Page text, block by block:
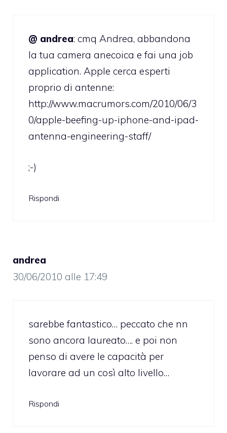
@ andrea: cmq Andrea, abbandona
la tua camera anecoica e fai una job
application. Apple cerca esperti
proprio di antenne:
http://www.macrumors.com/2010/06/3
0/apple-beefing-up-iphone-and-ipad-
antenna-engineering-staff/
;-)
Rispondi
andrea
30/06/2010 alle 17:49
sarebbe fantastico… peccato che nn
sono ancora laureato…. e poi non
penso di avere le capacità per
lavorare ad un così alto livello…
Rispondi